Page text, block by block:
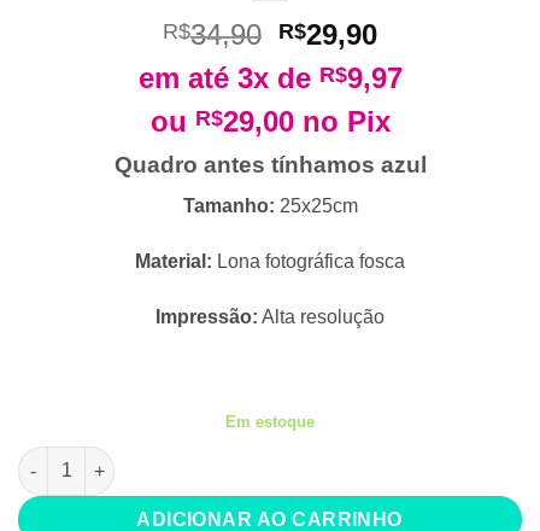
R$34,90 O
preço
original
era:
R$34,90.
R$29,90O
preço
atual
é:
R$29,90.
em até 3x de R$9,97
ou R$29,00 no Pix
Quadro antes tínhamos azul
Tamanho: 25x25cm
Material: Lona fotográfica fosca
Impressão: Alta resolução
Em estoque
Quadro antes tínhamos azul quantidade
ADICIONAR AO CARRINHO